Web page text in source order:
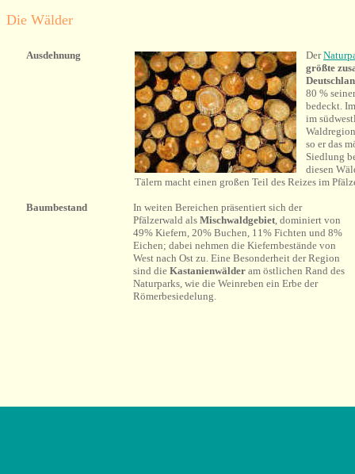
Die Wälder
Ausdehnung Der
größte
80 %
bedeckt.
im
so er das
Siedlung
diesen
Tälern macht einen großen Teil des Reizes im
Baumbestand
In weiten Bereichen präsentiert sich der
Pfälzerwald als Mischwaldgebiet, dominiert von
49% Kiefern, 20% Buchen, 11% Fichten und 8%
Eichen; dabei nehmen die Kiefernbestände von
West nach Ost zu. Eine Besonderheit der Region
sind die Kastanienwälder am östlichen Rand des
Naturparks, wie die Weinreben ein Erbe der
Römerbesiedelung.